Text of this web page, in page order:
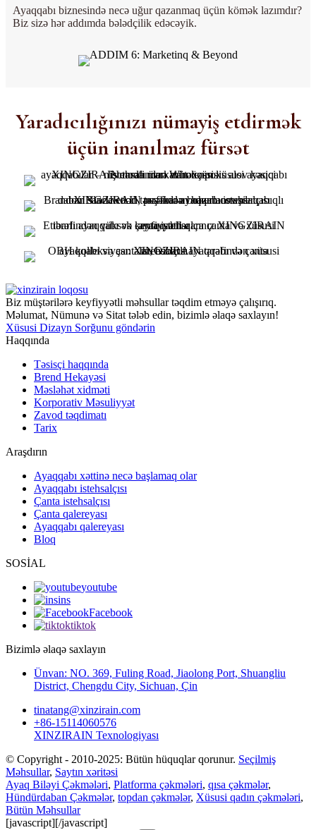
Ayaqqabı biznesində necə uğur qazanmaq üçün kömək lazımdır?
Biz sizə hər addımda bələdçilik edəcəyik.
Yaradıcılığınızı nümayiş etdirmək
üçün inanılmaz fürsət
Biz müştərilərə keyfiyyətli məhsullar təqdim etməyə çalışırıq.
Məlumat, Nümunə və Sitat tələb edin, bizimlə əlaqə saxlayın!
Xüsusi Dizayn Sorğunu göndərin
Haqqında
Təsisçi haqqında
Brend Hekayəsi
Məsləhət xidməti
Korporativ Məsuliyyət
Zavod təqdimatı
Tarix
Araşdırın
Ayaqqabı xəttinə necə başlamaq olar
Ayaqqabı istehsalçısı
Çanta istehsalçısı
Çanta qalereyası
Ayaqqabı qalereyası
Bloq
SOSİAL
youtube
ins
Facebook
tiktok
Bizimlə əlaqə saxlayın
Ünvan: NO. 369, Fuling Road, Jiaolong Port, Shuangliu
District, Chengdu City, Sichuan, Çin
tinatang@xinzirain.com
+86-15114060576
XINZIRAIN Texnologiyası
© Copyright - 2010-2025: Bütün hüquqlar qorunur. Seçilmiş
Məhsullar, Saytın xəritəsi
Ayaq Biləyi Çəkmələri, Platforma çəkmələri, qısa çəkmələr,
Hündürdaban Çəkmələr, topdan çəkmələr, Xüsusi qadın çəkmələri,
Bütün Məhsullar
[javascript][/javascript]